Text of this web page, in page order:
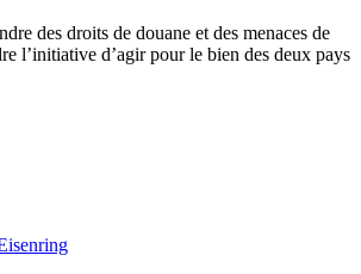
des droits de douane et des menaces de
l’initiative d’agir pour le bien des deux pays